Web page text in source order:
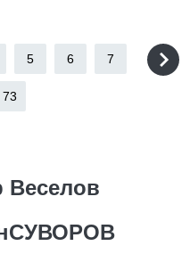
5 6 7
73
Веселов